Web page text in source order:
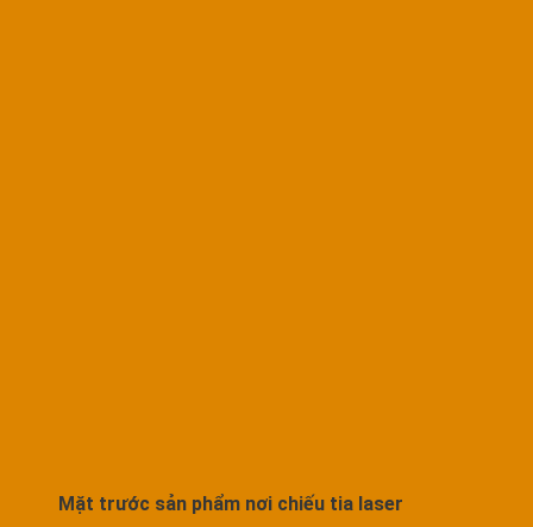
Mặt trước sản phẩm nơi chiếu tia laser